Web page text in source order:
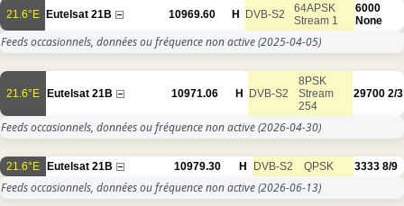
21.6°E Eutelsat 21B 10969.60 H DVB-S2
64APSK
Stream 1
6000
None
Feeds occasionnels, données ou fréquence non active(2025-04-05)
21.6°E Eutelsat 21B 10971.06 H DVB-S2
8PSK
Stream
254
29700 2/3
Feeds occasionnels, données ou fréquence non active(2026-04-30)
21.6°E Eutelsat 21B 10979.30 H DVB-S2 QPSK 3333 8/9
Feeds occasionnels, données ou fréquence non active(2026-06-13)